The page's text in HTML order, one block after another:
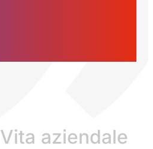
Vita aziendale